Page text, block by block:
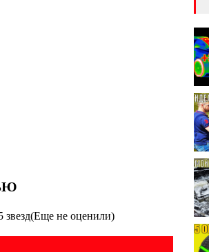
(Еще не оценили)